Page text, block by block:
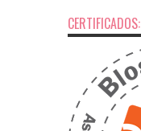
CERTIFICADOS: